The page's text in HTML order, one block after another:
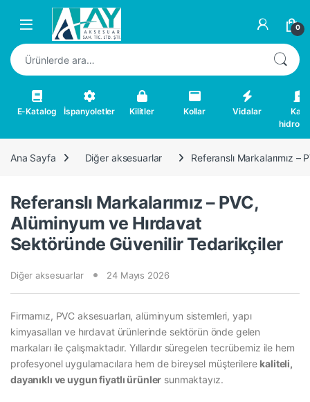
Skip to navigation
Skip to content
0
Ara:
E-Katalog İspanyoletler Kilitler Kollar Vidalar
Kapı
Ana Sayfa Diğer aksesuarlar Referanslı Markalarımız
Referanslı Markalarımız – PVC,
Alüminyum ve Hırdavat
Sektöründe Güvenilir Tedarikçiler
Diğer aksesuarlar 24 Mayıs 2026
Firmamız, PVC aksesuarları, alüminyum sistemleri, yapı
kimyasalları ve hırdavat ürünlerinde sektörün önde gelen
markaları ile çalışmaktadır. Yıllardır süregelen tecrübemiz ile hem
profesyonel uygulamacılara hem de bireysel müşterilere kaliteli,
dayanıklı ve uygun fiyatlı ürünler sunmaktayız.